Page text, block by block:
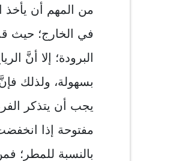
من المهم أن يأخذ
في الخارج؛ حيث
البرودة؛ إلا أنَّ
بسهولة، ولذلك
يجب أن يتذكر
مفتوحة إذا
بالنسبة للمطر؛